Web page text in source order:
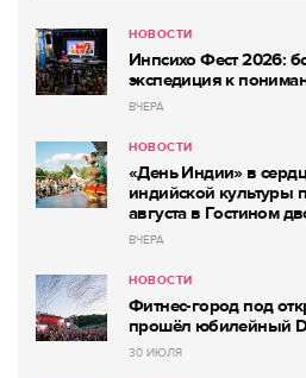
НОВОСТИ
Инпсихо Фест 2026:
экспедиция к
ВЧЕРА
НОВОСТИ
«День Индии» в
индийской культуры
августа в Гостином
ВЧЕРА
НОВОСТИ
Фитнес-город под
прошёл юбилейный
30 ИЮЛЯ